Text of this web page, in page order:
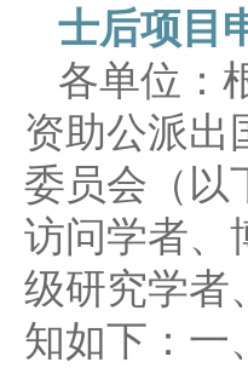
士后项目
各单位：
资助公派出
委员会（以
访问学者、
级研究学者
知如下：一